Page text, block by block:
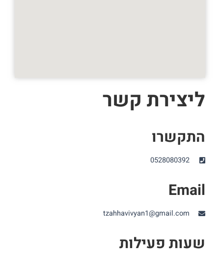
ליצירת קשר
התקשרו
0528080392
Email
tzahhavivyan1@gmail.com
שעות פעילות